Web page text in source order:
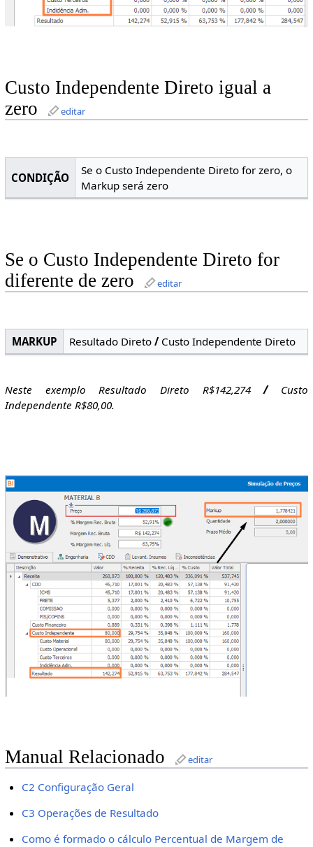
Custo Independente Direto igual a
zero
editar
CONDIÇÃO
Se o Custo Independente Direto for zero, o
Markup será zero
Se o Custo Independente Direto for
diferente de zero
editar
MARKUP Resultado Direto /Custo Independente Direto
Neste exemplo Resultado Direto R$142,274/Custo
Independente R$80,00.
Manual Relacionado editar
C2 Configuração Geral
C3 Operações de Resultado
Como é formado o cálculo Percentual de Margem de